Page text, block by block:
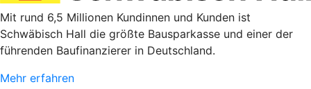
Mit rund 6,5 Millionen Kundinnen und Kunden ist
Schwäbisch Hall die größte Bausparkasse und einer der
führenden Baufinanzierer in Deutschland.
Mehr erfahren